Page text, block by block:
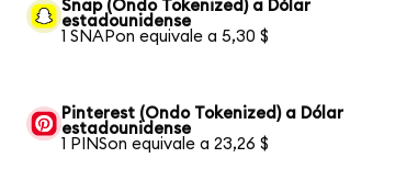
Snap (Ondo Tokenized) a Dólar
estadounidense
1 SNAPon equivale a 5,30 $
Pinterest (Ondo Tokenized) a Dólar
estadounidense
1 PINSon equivale a 23,26 $